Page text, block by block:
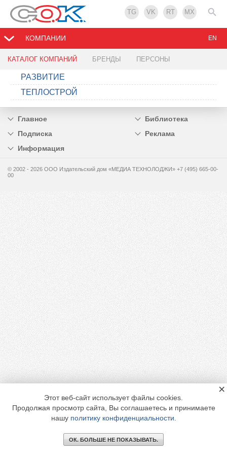
TG VK RT MX
КОМПАНИИ
КАТАЛОГ КОМПАНИЙ БРЕНДЫ ПЕРСОНЫ
EN
РАЗВИТИЕ
ТЕПЛОСТРОЙ
Главное
Библиотека
Подписка
Реклама
Информация
© 2002 - 2026 OOO Издательский дом «МЕДИА ТЕХНОЛОДЖИ» +7 (495) 665-00-
00
Этот веб-сайт использует файлы cookies.
Продолжая просмотр сайта, Вы соглашаетесь и принимаете
нашу политику конфиденциальности
ОК. БОЛЬШЕ НЕ ПОКАЗЫВАТЬ.
×